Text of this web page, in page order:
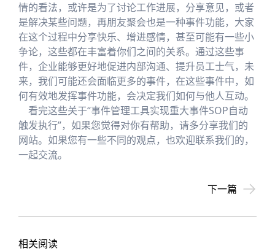
情的看法，或许是为了讨论工作进展，分享意见，或者
是解决某些问题，再朋友聚会也是一种事件功能，大家
在这个过程中分享快乐、增进感情，甚至可能有一些小
争论，这些都在丰富着你们之间的关系。通过这些事
件，企业能够更好地促进内部沟通、提升员工士气，未
来，我们可能还会面临更多的事件，在这些事件中，如
何有效地发挥事件功能，会决定我们如何与他人互动。
看完这些关于“事件管理工具实现重大事件SOP自动
触发执行”，如果您觉得对你有帮助，请多分享我们的
网站。如果您有一些不同的观点，也欢迎联系我们的，
一起交流。
下一篇
相关阅读